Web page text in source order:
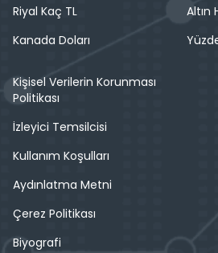
Riyal Kaç TL
Kanada Doları
Altın
Kişisel Verilerin Korunması
Politikası
İzleyici Temsilcisi
Kullanım Koşulları
Aydınlatma Metni
Çerez Politikası
Biyografi